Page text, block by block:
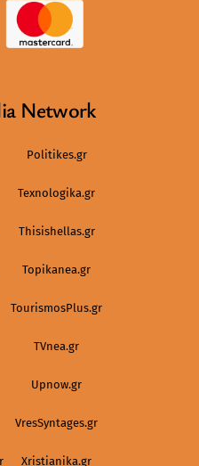
Network
Politikes.gr
Texnologika.gr
Thisishellas.gr
Topikanea.gr
TourismosPlus.gr
TVnea.gr
Upnow.gr
VresSyntages.gr
Xristianika.gr